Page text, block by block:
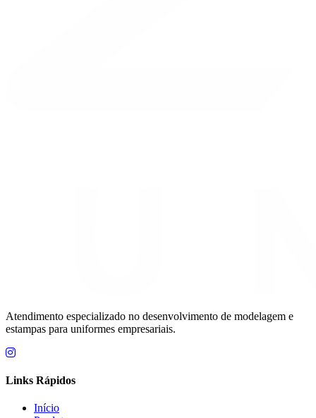
Atendimento especializado no desenvolvimento de modelagem e
estampas para uniformes empresariais.
Links Rápidos
Início